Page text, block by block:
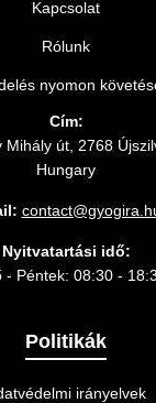
Kapcsolat
Rólunk
nyomon
Cím:
út, 2768
Hungary
Nyitvatartási idő:
- Péntek: 08:30 -
Politikák
irányelvek